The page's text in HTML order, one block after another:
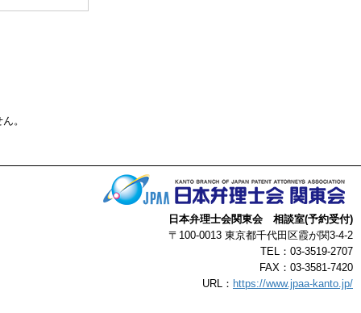
。
日本弁理士会関東会 相談室(予約受付)
〒100-0013 東京都千代田区霞が関3-4-2
TEL：03-3519-2707
FAX：03-3581-7420
URL： https://www.jpaa-kanto.jp/